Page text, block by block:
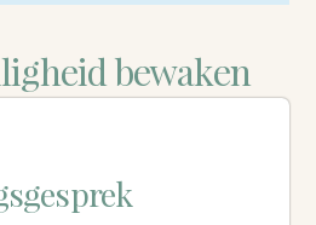
bewaken